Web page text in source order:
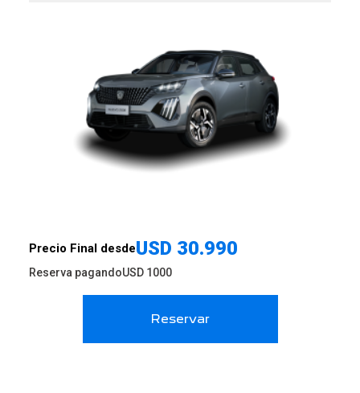
Precio Final desdeUSD 30.990
Reserva pagandoUSD 1000
Reservar